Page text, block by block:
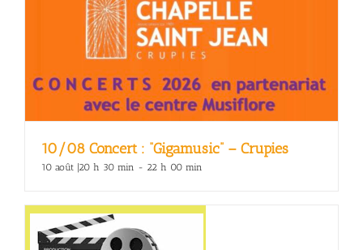
10/08 Concert : “Gigamusic” – Crupies
10 août |20 h 30 min - 22 h 00 min